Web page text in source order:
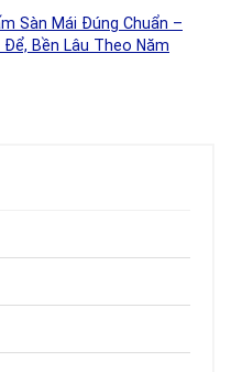
Sàn Mái Đúng Chuẩn –
Bền Lâu Theo Năm